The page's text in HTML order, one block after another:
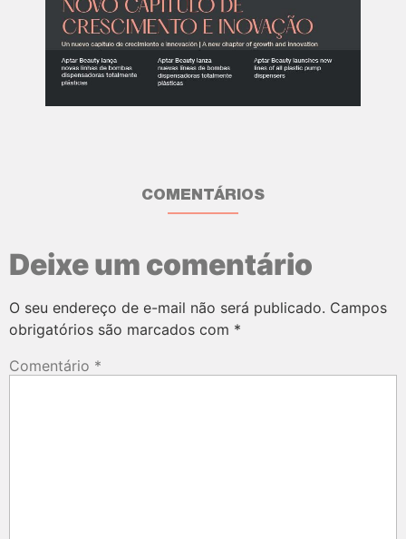
COMENTÁRIOS
Deixe um comentário
O seu endereço de e-mail não será publicado. Campos
obrigatórios são marcados com *
Comentário *